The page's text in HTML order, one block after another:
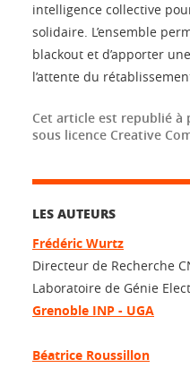
intelligence collective
solidaire. L’ensemble
blackout et d’apporter
l’attente du
Cet article est republié à
sous licence Creative
LES AUTEURS
Frédéric Wurtz
Directeur de Recherche
Laboratoire de Génie
Grenoble INP - UGA
Béatrice Roussillon